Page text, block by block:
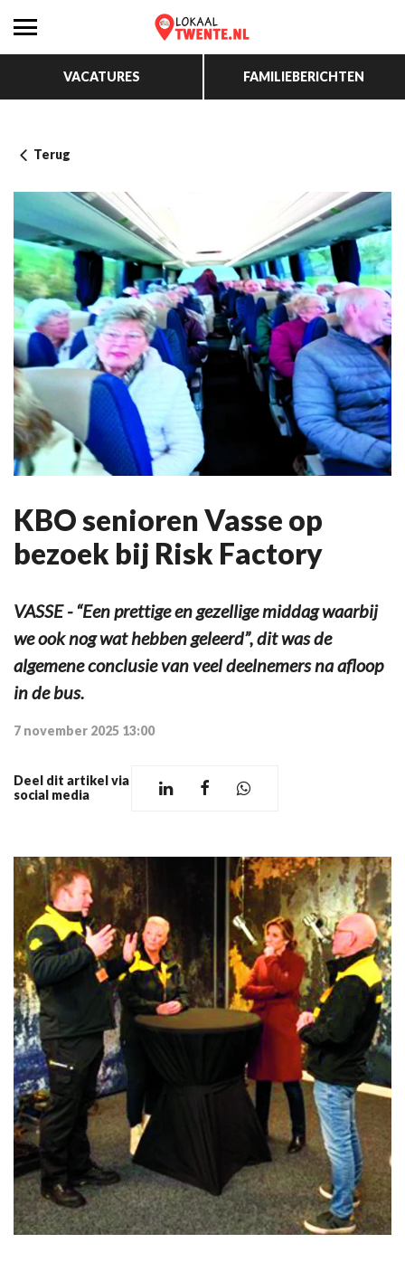
VACATURES FAMILIEBERICHTEN
Terug
KBO senioren Vasse op
bezoek bij Risk Factory
VASSE - “Een prettige en gezellige middag waarbij
we ook nog wat hebben geleerd”, dit was de
algemene conclusie van veel deelnemers na afloop
in de bus.
7 november 2025 13:00
Deel dit artikel via
social media